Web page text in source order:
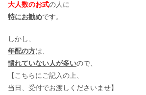
大人数のお式の人に
特にお勧めです。
しかし、
年配の方は、
慣れていない人が多いので、
【こちらにご記入の上、
当日、受付でお渡しくださいませ】